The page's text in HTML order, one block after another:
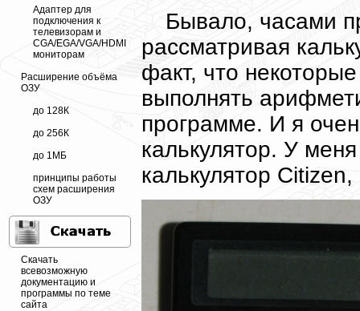
Адаптер для
подключения к
телевизорам и
CGA/EGA/VGA/HDMI
мониторам
Расширение объёма
ОЗУ
до 128К
до 256К
до 1МБ
принципы работы
схем расширения
ОЗУ
Скачать
всевозможную
документацию и
программы по теме
сайта
Бывало, часами
рассматривая
факт, что
выполнять
программе. И я
калькулятор. У
калькулятор